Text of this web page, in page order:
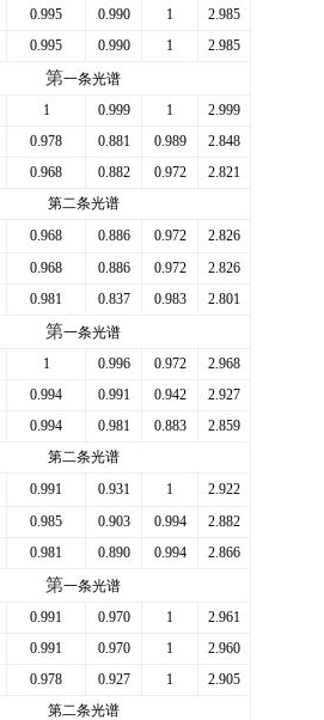
0.995 0.990 1
2.985
0.995 0.990 1 2.985
第一条光谱
1 0.999 1
2.999
0.978 0.881 0.989
2.848
0.968 0.882 0.972
2.821
第二条光谱
0.968 0.886 0.972
2.826
0.968 0.886 0.972
2.826
0.981 0.837 0.983 2.801
第一条光谱
1 0.996 0.972
2.968
0.994 0.991 0.942
2.927
0.994 0.981 0.883
2.859
第二条光谱
0.991 0.931 1
2.922
0.985 0.903 0.994
2.882
0.981 0.890 0.994 2.866
第一条光谱
0.991 0.970 1
2.961
0.991 0.970 1
2.960
0.978 0.927 1
2.905
第二条光谱